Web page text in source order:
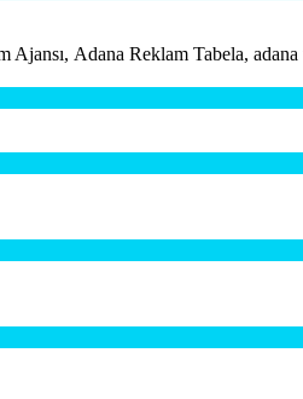
Adana Reklam Tabela,